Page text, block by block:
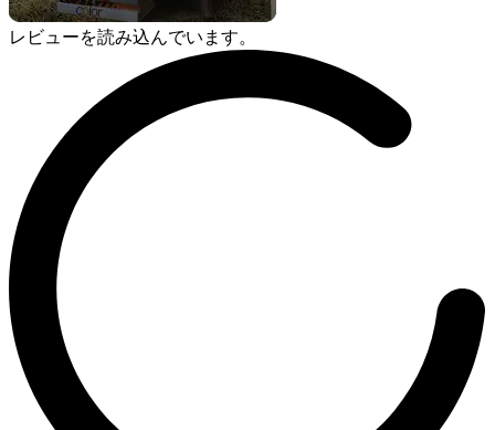
レビューを読み込んでいます。